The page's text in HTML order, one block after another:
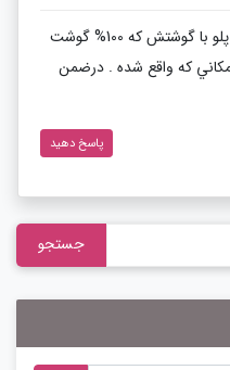
كيفيت غذاش عاليه بخصوص باقالي پلو با گوشتش كه 100% گوشت
كه واقع شده . درضمن
پاسخ دهید
جستجو